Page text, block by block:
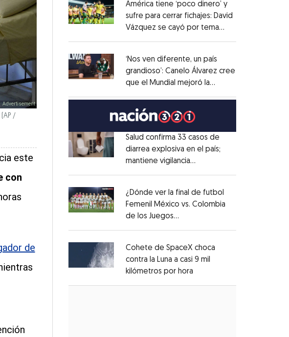
(AP /
este
con
de
Opens in new window
América tiene ‘poco dinero’ y
sufre para cerrar fichajes: David
Vázquez se cayó por tema
Opens in new window
‘Nos ven diferente, un país
grandioso’: Canelo Álvarez cree
que el Mundial mejoró la
Opens in new window
Salud confirma 33 casos de
diarrea explosiva en el país;
mantiene vigilancia
Opens in new window
¿Dónde ver la final de futbol
Femenil México vs. Colombia
de los Juegos
Opens in new window
Cohete de SpaceX choca
contra la Luna a casi 9 mil
kilómetros por hora